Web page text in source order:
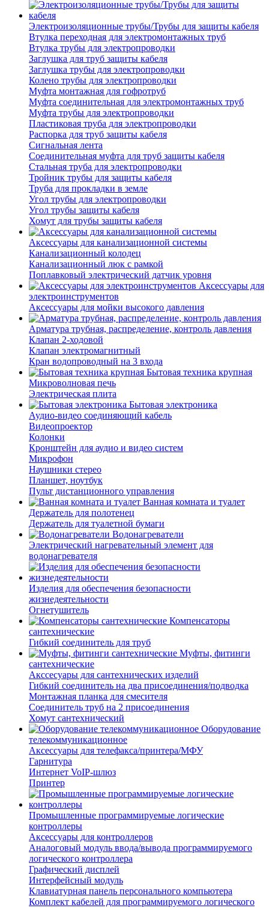
Электроизоляционные трубы/Трубы для защиты кабеля
Втулка переходная для электромонтажных труб
Втулка трубы для электропроводки
Заглушка для труб защиты кабеля
Заглушка трубы для электропроводки
Колено трубы для электропроводки
Муфта монтажная для гофротруб
Муфта соединительная для электромонтажных труб
Муфта трубы для электропроводки
Пластиковая труба для электропроводки
Распорка для труб защиты кабеля
Сигнальная лента
Соединительная муфта для труб защиты кабеля
Стальная труба для электропроводки
Тройник трубы для защиты кабеля
Труба для прокладки в земле
Угол трубы для электропроводки
Угол трубы защиты кабеля
Хомут для трубы защиты кабеля
Аксессуары для канализационной системы
Канализационный колодец
Канализационный люк с рамкой
Поплавковый электрический датчик уровня
Аксессуары для
электроинструментов
Аксессуары для мойки высокого давления
Арматура трубная, распределение, контроль давления
Клапан 2-ходовой
Клапан электромагнитный
Кран водопроводный на 3 входа
Бытовая техника крупная
Микроволновая печь
Электрическая плита
Бытовая электроника
Аудио-видео соединяющий кабель
Видеопроектор
Колонки
Кронштейн для аудио и видео систем
Микрофон
Наушники стерео
Планшет, ноутбук
Пульт дистанционного управления
Ванная комната и туалет
Держатель для полотенец
Держатель для туалетной бумаги
Водонагреватели
Электрический нагревательный элемент для
водонагревателя
Изделия для обеспечения безопасности
жизнедеятельности
Огнетушитель
Компенсаторы
сантехнические
Гибкий соединитель для труб
Муфты, фитинги
сантехнические
Акссесуары для сантехнических изделий
Гибкий соединитель на два присоединения/подводка
Монтажная планка для смесителя
Соединитель труб на 2 присоединения
Хомут сантехнический
Оборудование
телекоммуникационное
Аксессуары для телефакса/принтера/МФУ
Гарнитура
Интернет VoIP-шлюз
Принтер
Промышленные программируемые логические
контроллеры
Аксессуары для контроллеров
Аналоговый модуль ввода/вывода программируемого
логического контроллера
Графический дисплей
Интерфейсный модуль
Клавиатурная панель персонального компьютера
Комплект кабелей для программируемого логического